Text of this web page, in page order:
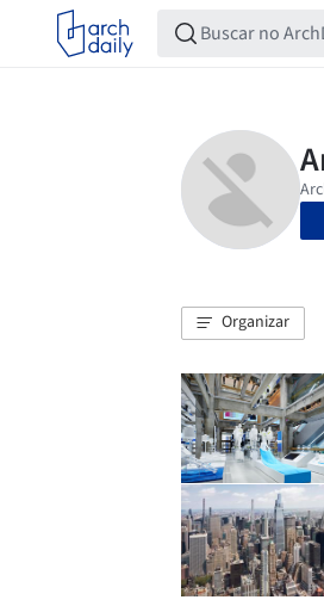
Organizar